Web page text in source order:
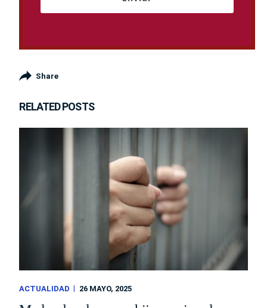
Share
RELATED POSTS
ACTUALIDAD 26 MAYO, 2025